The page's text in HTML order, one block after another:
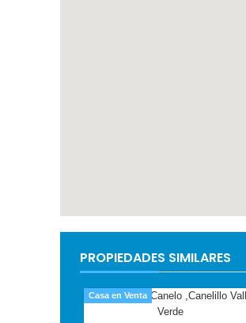
PROPIEDADES SIMILARES
Casa en Venta